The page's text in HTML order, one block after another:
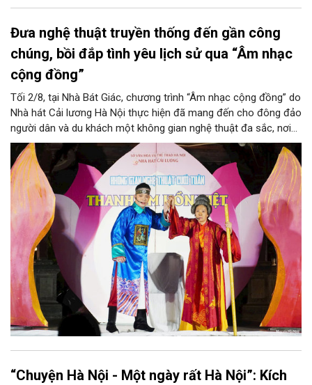
Đưa nghệ thuật truyền thống đến gần công
chúng, bồi đắp tình yêu lịch sử qua “Âm nhạc
cộng đồng”
Tối 2/8, tại Nhà Bát Giác, chương trình “Âm nhạc cộng đồng” do
Nhà hát Cải lương Hà Nội thực hiện đã mang đến cho đông đảo
người dân và du khách một không gian nghệ thuật đa sắc, nơi
những làn điệu cải lương, ca cổ, tân cổ và các tiết mục múa
hòa quyện trong không gian của phố đi bộ hồ Hoàn Kiếm. Đặc
biệt, chương trình có sự giao lưu của các nghệ sĩ đến từ
phương Nam, góp phần tạo nên cuộc gặp gỡ nghệ thuật giàu
cảm xúc.
“Chuyện Hà Nội - Một ngày rất Hà Nội”: Kích